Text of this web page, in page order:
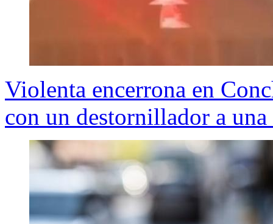
Violenta encerrona en
con un destornillador a